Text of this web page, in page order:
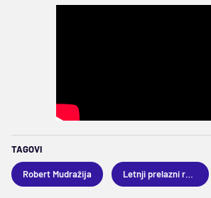
TAGOVI
Robert Mudražija